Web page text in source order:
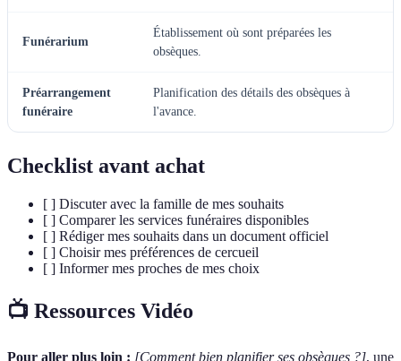
Funérarium
Établissement où sont préparées les
obsèques.
Préarrangement
funéraire
Planification des détails des obsèques à
l'avance.
Checklist avant achat
[ ] Discuter avec la famille de mes souhaits
[ ] Comparer les services funéraires disponibles
[ ] Rédiger mes souhaits dans un document officiel
[ ] Choisir mes préférences de cercueil
[ ] Informer mes proches de mes choix
📺 Ressources Vidéo
Pour aller plus loin : [Comment bien planifier ses obsèques ?], une